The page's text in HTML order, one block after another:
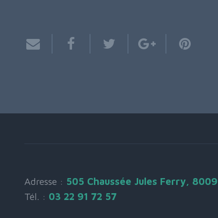
Adresse : 505 Chaussée Jules Ferry,
Tél. : 03 22 91 72 57